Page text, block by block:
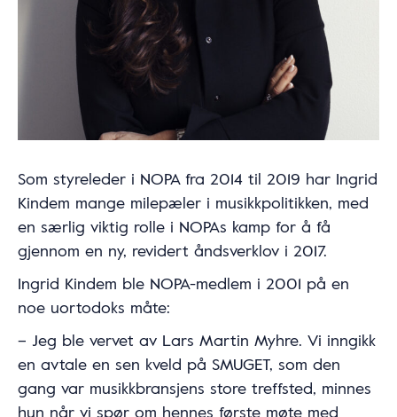
Som styreleder i NOPA fra 2014 til 2019 har Ingrid
Kindem mange milepæler i musikkpolitikken, med
en særlig viktig rolle i NOPAs kamp for å få
gjennom en ny, revidert åndsverklov i 2017.
Ingrid Kindem ble NOPA-medlem i 2001 på en
noe uortodoks måte:
– Jeg ble vervet av Lars Martin Myhre. Vi inngikk
en avtale en sen kveld på SMUGET, som den
gang var musikkbransjens store treffsted, minnes
hun når vi spør om hennes første møte med